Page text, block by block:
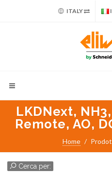
ITALY
LKDNext,
Remote, AO,
Home
Cerca per: